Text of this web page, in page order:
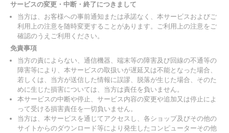
サービスの変更・中断・終了につきまして
当方は、お客様への事前通知または承諾なく、本サービスおよびご
利用上の注意を随時変更することがあります。ご利用上の注意をご
確認のうえご利用ください。
免責事項
当方の責によらない、通信機器、端末等の障害及び回線の不通等の
障害等により、本サービスの取扱いが遅延又は不能となった場合、
若しくは、当方が送信した情報に誤謬、脱落が生じた場合、そのた
めに生じた損害については、当方は責任を負いません。
本サービスの中断や停止、サービス内容の変更や追加又は停止によ
って受ける損害責任を一切負いません。
当方は、本サービスを通じてアクセスし、各ショップ及びその他の
サイトからのダウンロード等により発生したコンピューターその他